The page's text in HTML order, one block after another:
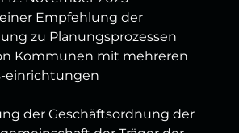
Empfehlung der
zu Planungsprozessen
Kommunen mit mehreren
einrichtungen
der Geschäftsordnung der